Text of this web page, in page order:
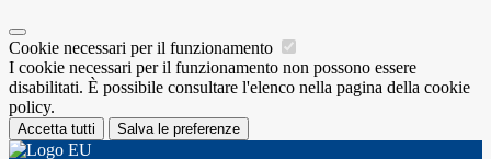
Cookie necessari per il funzionamento
I cookie necessari per il funzionamento non possono essere
disabilitati. È possibile consultare l'elenco nella pagina della cookie
policy.
Accetta tutti Salva le preferenze